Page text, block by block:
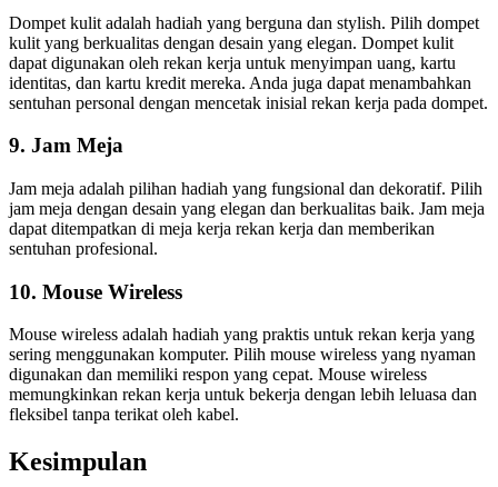
Dompet kulit adalah hadiah yang berguna dan stylish. Pilih dompet
kulit yang berkualitas dengan desain yang elegan. Dompet kulit
dapat digunakan oleh rekan kerja untuk menyimpan uang, kartu
identitas, dan kartu kredit mereka. Anda juga dapat menambahkan
sentuhan personal dengan mencetak inisial rekan kerja pada dompet.
9. Jam Meja
Jam meja adalah pilihan hadiah yang fungsional dan dekoratif. Pilih
jam meja dengan desain yang elegan dan berkualitas baik. Jam meja
dapat ditempatkan di meja kerja rekan kerja dan memberikan
sentuhan profesional.
10. Mouse Wireless
Mouse wireless adalah hadiah yang praktis untuk rekan kerja yang
sering menggunakan komputer. Pilih mouse wireless yang nyaman
digunakan dan memiliki respon yang cepat. Mouse wireless
memungkinkan rekan kerja untuk bekerja dengan lebih leluasa dan
fleksibel tanpa terikat oleh kabel.
Kesimpulan